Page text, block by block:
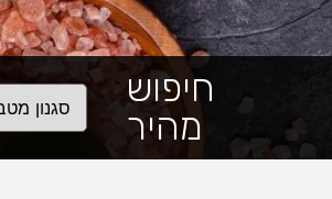
חיפוש
מהיר